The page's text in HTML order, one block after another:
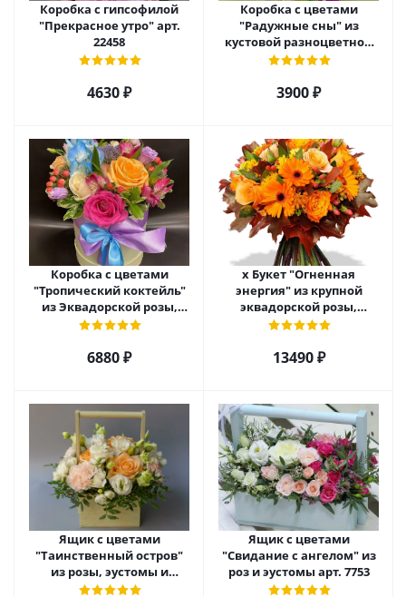
Коробка с гипсофилой
"Прекрасное утро" арт.
22458
4630 ₽
Коробка с цветами
"Радужные сны" из
кустовой разноцветной
хризантемы арт. 22457
3900 ₽
Коробка с цветами
"Тропический коктейль"
из Эквадорской розы,
эустомы, альстромерии
6880 ₽
х Букет "Огненная
энергия" из крупной
эквадорской розы,
гиперикума и гермини.
13490 ₽
Ящик с цветами
"Таинственный остров"
из розы, эустомы и
диантуса арт. 7754
Ящик с цветами
"Свидание с ангелом" из
роз и эустомы арт. 7753